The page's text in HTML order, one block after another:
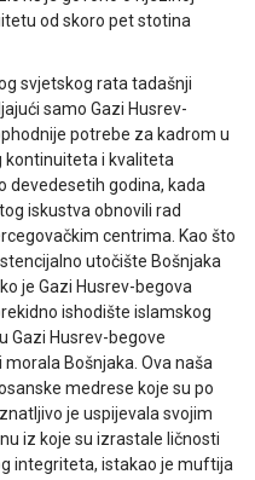
od skoro pet stotina
svjetskog rata tadašnji
samo Gazi Husrev-
potrebe za kadrom u
kontinuiteta i kvaliteta
devedesetih godina, kada
iskustva obnovili rad
centrima. Kao što
utočište Bošnjaka
je Gazi Husrev-begova
ishodište islamskog
Gazi Husrev-begove
Bošnjaka. Ova naša
medrese koje su po
je uspijevala svojim
iz koje su izrastale ličnosti
integriteta, istakao je muftija